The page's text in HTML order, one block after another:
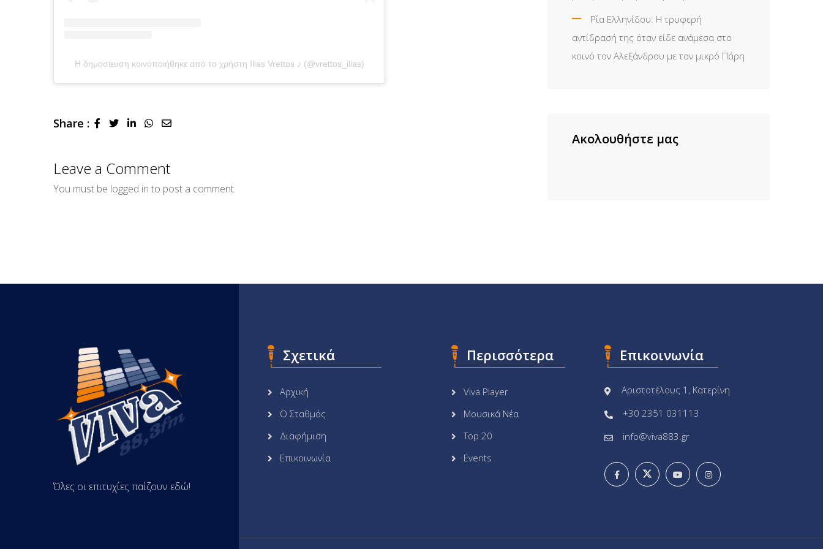
Η δημοσίευση κοινοποιήθηκε από το χρήστη Ilias Vrettos ♪ (@vrettos_ilias)
Share : LinkedInWhatsapp
Share
Leave a Comment
You must be logged in to post a comment.
Ρία Ελληνίδου: H τρυφερή
αντίδρασή της όταν είδε ανάμεσα στο
κοινό τον Αλεξάνδρου με τον μικρό Πάρη
Ακολουθήστε μας
Όλες οι επιτυχίες παίζουν εδώ!
Σχετικά
Αρχική
Ο Σταθμός
Διαφήμιση
Επικοινωνία
Περισσότερα
Viva Player
Μουσικά Νέα
Top 20
Events
Επικοινωνία
Αριστοτέλους 1, Κατερίνη
+30 2351 031113
info@viva883.gr